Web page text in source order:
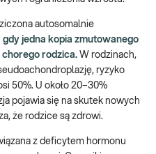
autosomalnie
jedna kopia zmutowanego
chorego rodzica. W rodzinach,
ryzyko
50%. U około 20–30%
pojawia się na skutek nowych
że rodzice są zdrowi.
z deficytem hormonu